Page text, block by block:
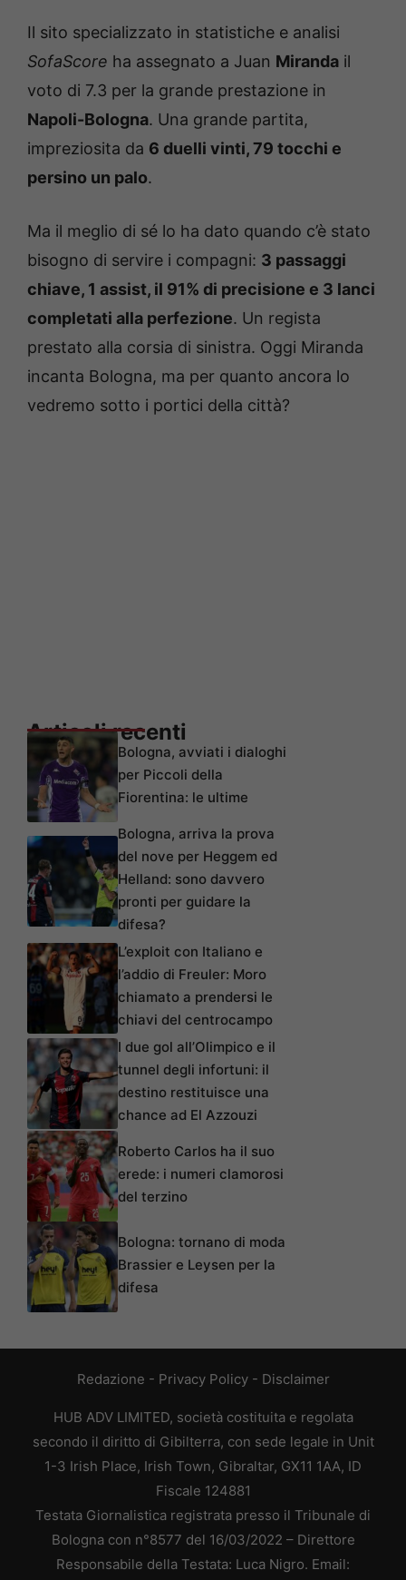
Il sito specializzato in statistiche e analisi
SofaScore ha assegnato a Juan Miranda il
voto di 7.3 per la grande prestazione in
Napoli-Bologna. Una grande partita,
impreziosita da 6 duelli vinti, 79 tocchi e
persino un palo.
Ma il meglio di sé lo ha dato quando c’è stato
bisogno di servire i compagni: 3 passaggi
chiave, 1 assist, il 91% di precisione e 3 lanci
completati alla perfezione. Un regista
prestato alla corsia di sinistra. Oggi Miranda
incanta Bologna, ma per quanto ancora lo
vedremo sotto i portici della città?
Articoli recenti
Bologna, avviati i dialoghi
per Piccoli della
Fiorentina: le ultime
Bologna, arriva la prova
del nove per Heggem ed
Helland: sono davvero
pronti per guidare la
difesa?
L’exploit con Italiano e
l’addio di Freuler: Moro
chiamato a prendersi le
chiavi del centrocampo
I due gol all’Olimpico e il
tunnel degli infortuni: il
destino restituisce una
chance ad El Azzouzi
Roberto Carlos ha il suo
erede: i numeri clamorosi
del terzino
Bologna: tornano di moda
Brassier e Leysen per la
difesa
Redazione - Privacy Policy- Disclaimer
HUB ADV LIMITED, società costituita e regolata
secondo il diritto di Gibilterra, con sede legale in Unit
1-3 Irish Place, Irish Town, Gibraltar, GX11 1AA, ID
Fiscale 124881
Testata Giornalistica registrata presso il Tribunale di
Bologna con n°8577 del 16/03/2022 – Direttore
Responsabile della Testata: Luca Nigro. Email: